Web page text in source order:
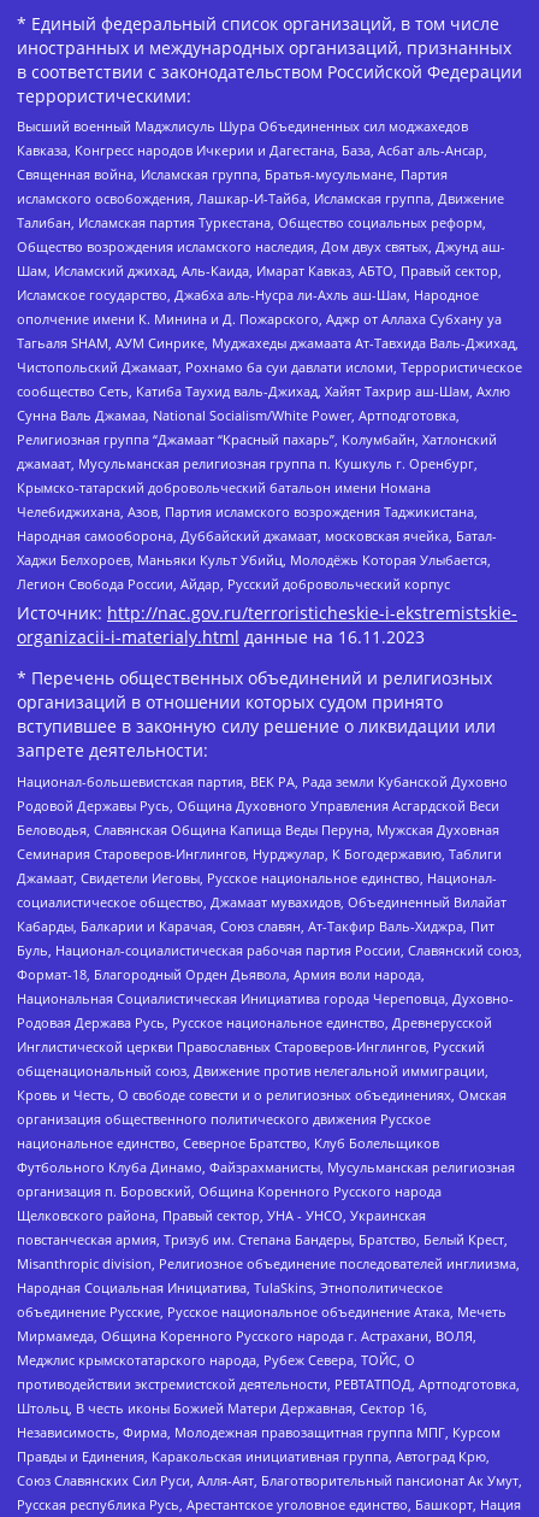
* Единый федеральный список организаций, в том числе
иностранных и международных организаций, признанных
в соответствии с законодательством Российской Федерации
террористическими:
Высший военный Маджлисуль Шура Объединенных сил моджахедов
Кавказа, Конгресс народов Ичкерии и Дагестана, База, Асбат аль-Ансар,
Священная война, Исламская группа, Братья-мусульмане, Партия
исламского освобождения, Лашкар-И-Тайба, Исламская группа, Движение
Талибан, Исламская партия Туркестана, Общество социальных реформ,
Общество возрождения исламского наследия, Дом двух святых, Джунд аш-
Шам, Исламский джихад, Аль-Каида, Имарат Кавказ, АБТО, Правый сектор,
Исламское государство, Джабха аль-Нусра ли-Ахль аш-Шам, Народное
ополчение имени К. Минина и Д. Пожарского, Аджр от Аллаха Субхану уа
Тагьаля SHAM, АУМ Синрике, Муджахеды джамаата Ат-Тавхида Валь-Джихад,
Чистопольский Джамаат, Рохнамо ба суи давлати исломи, Террористическое
сообщество Сеть, Катиба Таухид валь-Джихад, Хайят Тахрир аш-Шам, Ахлю
Сунна Валь Джамаа, National Socialism/White Power, Артподготовка,
Религиозная группа “Джамаат “Красный пахарь”, Колумбайн, Хатлонский
джамаат, Мусульманская религиозная группа п. Кушкуль г. Оренбург,
Крымско-татарский добровольческий батальон имени Номана
Челебиджихана, Азов, Партия исламского возрождения Таджикистана,
Народная самооборона, Дуббайский джамаат, московская ячейка, Батал-
Хаджи Белхороев, Маньяки Культ Убийц, Молодёжь Которая Улыбается,
Легион Свобода России, Айдар, Русский добровольческий корпус
Источник: http://nac.gov.ru/terroristicheskie-i-ekstremistskie-
organizacii-i-materialy.html данные на 16.11.2023
* Перечень общественных объединений и религиозных
организаций в отношении которых судом принято
вступившее в законную силу решение о ликвидации или
запрете деятельности:
Национал-большевистская партия, ВЕК РА, Рада земли Кубанской Духовно
Родовой Державы Русь, Община Духовного Управления Асгардской Веси
Беловодья, Славянская Община Капища Веды Перуна, Мужская Духовная
Семинария Староверов-Инглингов, Нурджулар, К Богодержавию, Таблиги
Джамаат, Свидетели Иеговы, Русское национальное единство, Национал-
социалистическое общество, Джамаат мувахидов, Объединенный Вилайат
Кабарды, Балкарии и Карачая, Союз славян, Ат-Такфир Валь-Хиджра, Пит
Буль, Национал-социалистическая рабочая партия России, Славянский союз,
Формат-18, Благородный Орден Дьявола, Армия воли народа,
Национальная Социалистическая Инициатива города Череповца, Духовно-
Родовая Держава Русь, Русское национальное единство, Древнерусской
Инглистической церкви Православных Староверов-Инглингов, Русский
общенациональный союз, Движение против нелегальной иммиграции,
Кровь и Честь, О свободе совести и о религиозных объединениях, Омская
организация общественного политического движения Русское
национальное единство, Северное Братство, Клуб Болельщиков
Футбольного Клуба Динамо, Файзрахманисты, Мусульманская религиозная
организация п. Боровский, Община Коренного Русского народа
Щелковского района, Правый сектор, УНА - УНСО, Украинская
повстанческая армия, Тризуб им. Степана Бандеры, Братство, Белый Крест,
Misanthropic division, Религиозное объединение последователей инглиизма,
Народная Социальная Инициатива, TulaSkins, Этнополитическое
объединение Русские, Русское национальное объединение Атака, Мечеть
Мирмамеда, Община Коренного Русского народа г. Астрахани, ВОЛЯ,
Меджлис крымскотатарского народа, Рубеж Севера, ТОЙС, О
противодействии экстремистской деятельности, РЕВТАТПОД, Артподготовка,
Штольц, В честь иконы Божией Матери Державная, Сектор 16,
Независимость, Фирма, Молодежная правозащитная группа МПГ, Курсом
Правды и Единения, Каракольская инициативная группа, Автоград Крю,
Союз Славянских Сил Руси, Алля-Аят, Благотворительный пансионат Ак Умут,
Русская республика Русь, Арестантское уголовное единство, Башкорт, Нация